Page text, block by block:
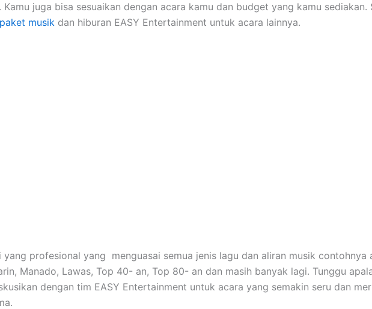
juga bisa sesuaikan dengan acara kamu dan budget yang kamu sediakan.
paket musik dan hiburan EASY Entertainment untuk acara lainnya.
profesional yang menguasai semua jenis lagu dan aliran musik contohnya
Manado, Lawas, Top 40- an, Top 80- an dan masih banyak lagi. Tunggu
dengan tim EASY Entertainment untuk acara yang semakin seru dan